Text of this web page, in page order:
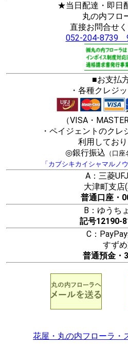
★当日配達・即日
丸の内フロ
直接お問合せく
052-204-8739
■お支払
・各種クレジ
（VISA・
・ペイジェントのクレ
利用しており
◎銀行振込 （口
「カブシキカイシャマルノ
A：三菱
大津町支店(ｵ
普通口座・
B：ゆうち
記号12190-
C：
すずめ
普通預金・
花屋・丸の内フローラ・